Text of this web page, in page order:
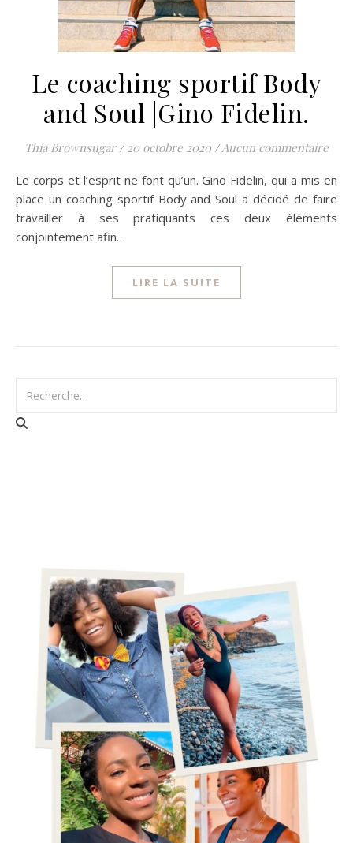
Le coaching sportif Body
and Soul |Gino Fidelin.
Thia Brownsugar / 20 octobre 2020 /Aucun commentaire
Le corps et l’esprit ne font qu’un. Gino Fidelin, qui a mis en
place un coaching sportif Body and Soul a décidé de faire
travailler à ses pratiquants ces deux éléments
conjointement afin…
LIRE LA SUITE